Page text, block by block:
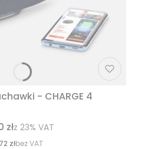
- CHARGE 4
złz 23% VAT
złbez VAT